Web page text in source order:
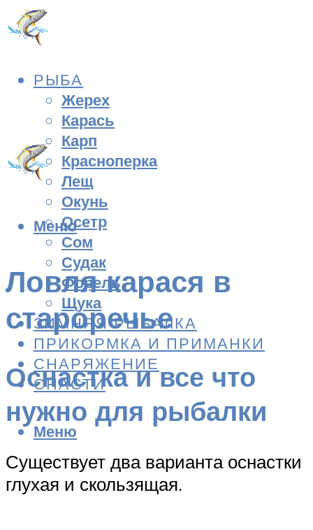
РЫБА
Жерех
Карась
Карп
Красноперка
Лещ
Окунь
Осетр
Сом
Судак
Форель
Щука
ЗИМНЯЯ РЫБАЛКА
ПРИКОРМКА И ПРИМАНКИ
СНАРЯЖЕНИЕ
СНАСТИ
Меню
Меню
Ловля карася в
староречье
Оснастка и все что
нужно для рыбалки
Существует два варианта оснастки
глухая и скользящая.